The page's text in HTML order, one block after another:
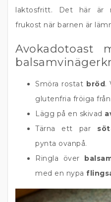
laktosfritt. Det här är
frukost när barnen är
Avokadotoast
Smöra rostat bröd.
glutenfria fröiga från
Lägg på en skivad
Tärna ett par
pynta ovanpå.
Ringla över
med en nypa